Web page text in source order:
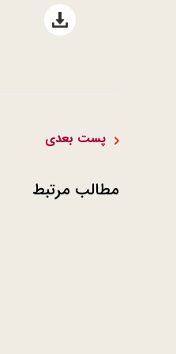
list
پست بعدی
مطالب مرتبط